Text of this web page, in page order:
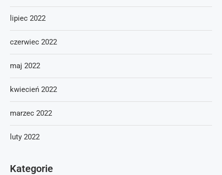
lipiec 2022
czerwiec 2022
maj 2022
kwiecień 2022
marzec 2022
luty 2022
Kategorie